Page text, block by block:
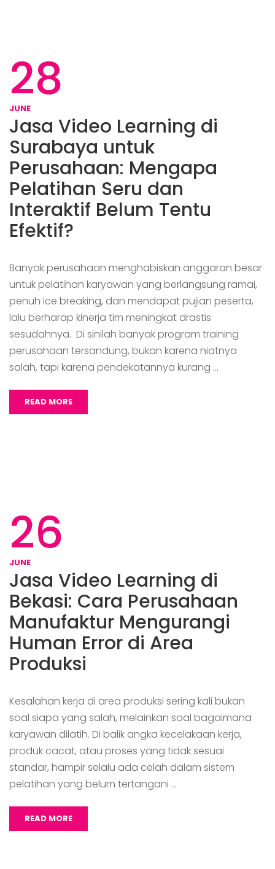
28
JUNE
Jasa Video Learning di
Surabaya untuk
Perusahaan: Mengapa
Pelatihan Seru dan
Interaktif Belum Tentu
Efektif?
Banyak perusahaan menghabiskan anggaran besar
untuk pelatihan karyawan yang berlangsung ramai,
penuh ice breaking, dan mendapat pujian peserta,
lalu berharap kinerja tim meningkat drastis
sesudahnya. Di sinilah banyak program training
perusahaan tersandung, bukan karena niatnya
salah, tapi karena pendekatannya kurang …
READ MORE
26
JUNE
Jasa Video Learning di
Bekasi: Cara Perusahaan
Manufaktur Mengurangi
Human Error di Area
Produksi
Kesalahan kerja di area produksi sering kali bukan
soal siapa yang salah, melainkan soal bagaimana
karyawan dilatih. Di balik angka kecelakaan kerja,
produk cacat, atau proses yang tidak sesuai
standar, hampir selalu ada celah dalam sistem
pelatihan yang belum tertangani …
READ MORE